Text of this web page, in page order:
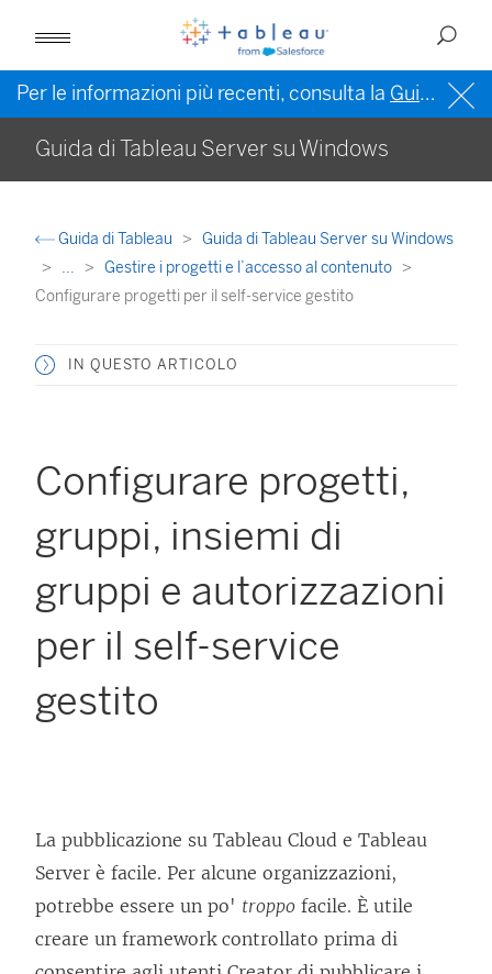
Per le informazioni più recenti, consulta la Guida di Tableau in inglese (Stati Uniti)
Guida di Tableau Server su Windows
Guida di Tableau
Guida di Tableau Server su Windows
...
Gestire i progetti e l’accesso al contenuto
Configurare progetti per il self-service gestito
IN QUESTO ARTICOLO
Configurare progetti,
gruppi, insiemi di
gruppi e autorizzazioni
per il self-service
gestito
La pubblicazione su Tableau Cloud e Tableau
Server è facile. Per alcune organizzazioni,
potrebbe essere un po' troppo facile. È utile
creare un framework controllato prima di